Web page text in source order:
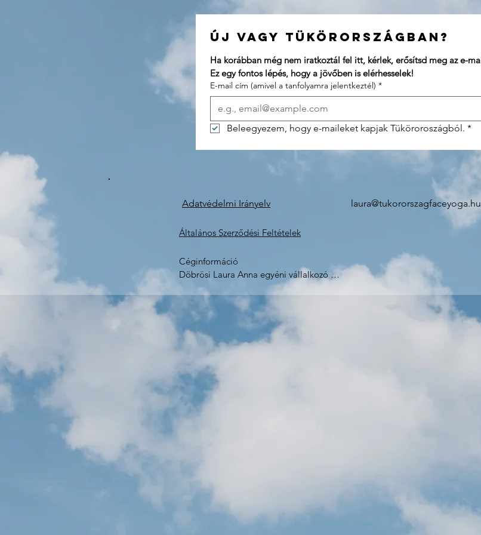
E-mail cím (amivel a tanfolyamra jelentkeztél) *
Beleegyezem, hogy e-maileket kapjak Tüköroroszágból. *
Adatvédelmi Irányelv laura@tukororszagfaceyoga.hu
Általános Szerződési Feltételek
Céginformáció
Döbrösi Laura Anna egyéni vállalkozó
2092. Budakeszi, Kenderföld utca 5/b. Magyarország
Képviselő: Döbrösi Laura Anna
Nyilvántartási szám: 53694458